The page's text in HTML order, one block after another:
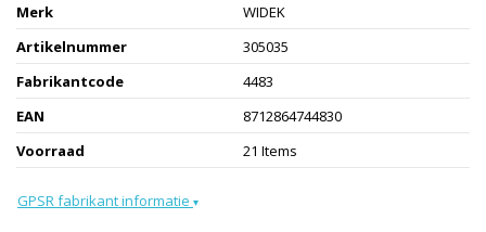
Merk
WIDEK
Artikelnummer
305035
Fabrikantcode
4483
EAN
8712864744830
Voorraad
21 Items
GPSR fabrikant informatie ▾